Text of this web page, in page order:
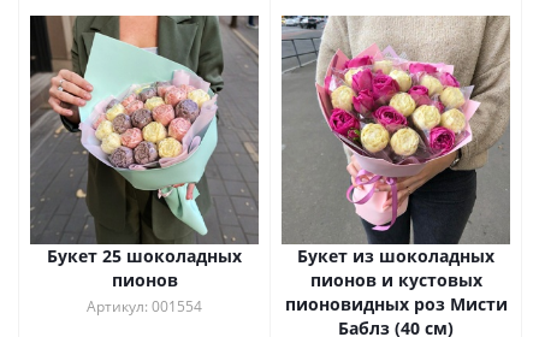
Букет 25 шоколадных
пионов
Артикул: 001554
Букет из шоколадных
пионов и кустовых
пионовидных роз Мисти
Баблз (40 см)